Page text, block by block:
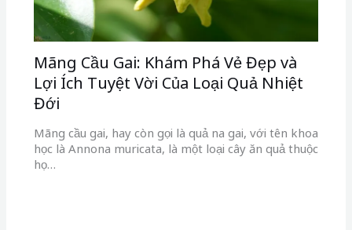
Mãng Cầu Gai: Khám Phá Vẻ Đẹp và
Lợi Ích Tuyệt Vời Của Loại Quả Nhiệt
Đới
Mãng cầu gai, hay còn gọi là quả na gai, với tên khoa
học là Annona muricata, là một loại cây ăn quả thuộc
họ…